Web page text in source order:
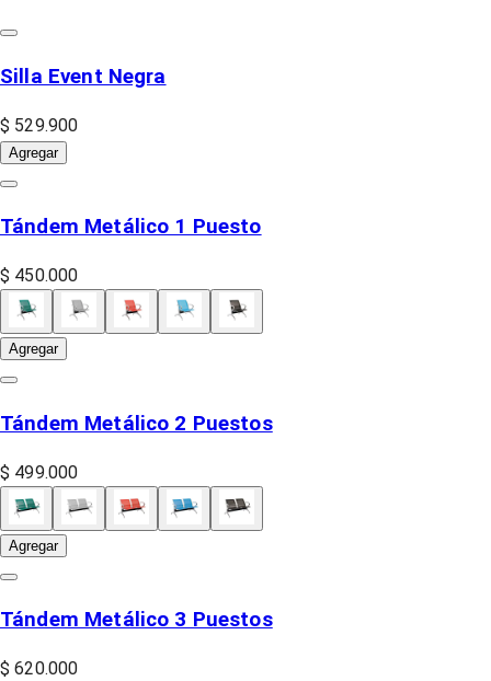
Silla Event Negra
$ 529.900
Agregar
Tándem Metálico 1 Puesto
$ 450.000
Agregar
Tándem Metálico 2 Puestos
$ 499.000
Agregar
Tándem Metálico 3 Puestos
$ 620.000